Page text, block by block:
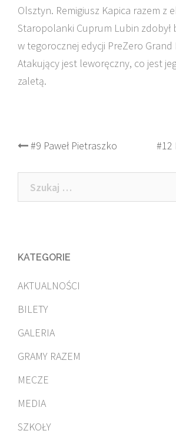
Olsztyn. Remigiusz Kapica razem z
Staropolanki Cuprum Lubin zdobył
w tegorocznej edycji PreZero Grand
Atakujący jest leworęczny, co jest
zaletą.
Post
navigation
#9 Paweł Pietraszko #12
Szukaj:
KATEGORIE
AKTUALNOŚCI
BILETY
GALERIA
GRAMY RAZEM
MECZE
MEDIA
SZKOŁY